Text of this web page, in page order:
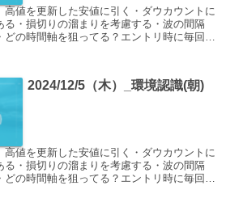
高値を更新した安値に引く・ダウカウントに
る・損切りの溜まりを考慮する・波の間隔
どの時間軸を狙ってる？エントリ時に毎回言
2024/12/5（木）_環境認識(朝)
高値を更新した安値に引く・ダウカウントに
る・損切りの溜まりを考慮する・波の間隔
どの時間軸を狙ってる？エントリ時に毎回言